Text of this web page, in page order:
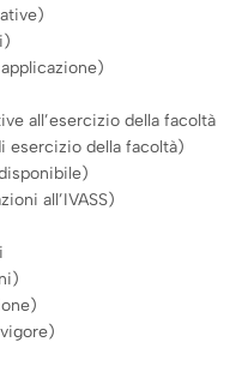
all’esercizio della facoltà
esercizio della facoltà)
all’IVASS)